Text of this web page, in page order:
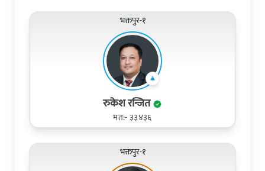
भक्तपुर-१
रुकेश रन्जित
मत:- ३३४३६
भक्तपुर-१